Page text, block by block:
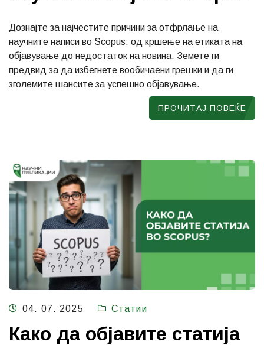
Дознајте за најчестите причини за отфрлање на
научните написи во Scopus: од кршење на етиката на
објавување до недостаток на новина. Земете ги
предвид за да избегнете вообичаени грешки и да ги
зголемите шансите за успешно објавување.
ПРОЧИТАЈ ПОВЕЌЕ
04. 07. 2025 Статии
Како да објавите статија